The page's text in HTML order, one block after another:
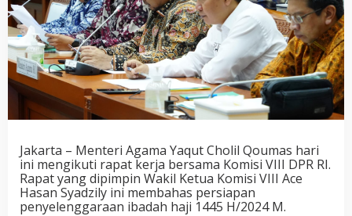
Jakarta – Menteri Agama Yaqut Cholil Qoumas hari
ini mengikuti rapat kerja bersama Komisi VIII DPR RI.
Rapat yang dipimpin Wakil Ketua Komisi VIII Ace
Hasan Syadzily ini membahas persiapan
penyelenggaraan ibadah haji 1445 H/2024 M.